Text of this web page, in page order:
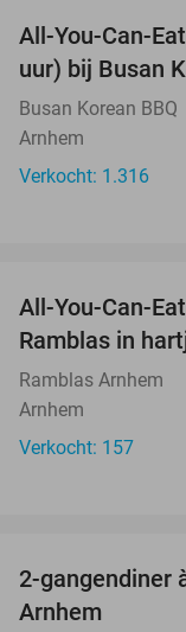
All-You-Can-
uur) bij Busan
Busan Korean BBQ
Arnhem
Verkocht: 1.316
All-You-Can-
Ramblas in
Ramblas Arnhem
Arnhem
Verkocht: 157
2-gangendiner
Arnhem